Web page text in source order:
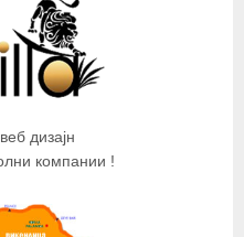
дизајн
компании !